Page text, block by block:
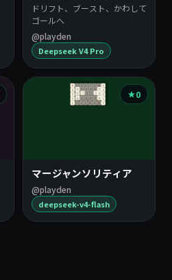
ドリフト、ブースト、かわして
ゴールへ
@playden
Deepseek V4 Pro
0
マージャンソリティア
@playden
deepseek-v4-flash